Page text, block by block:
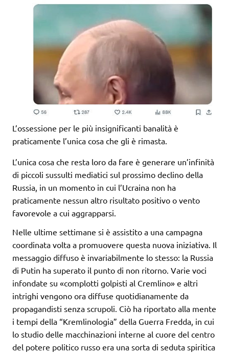
L’ossessione per le più insignificanti banalità è
praticamente l’unica cosa che gli è rimasta.
L’unica cosa che resta loro da fare è generare un’infinità
di piccoli sussulti mediatici sul prossimo declino della
Russia, in un momento in cui l’Ucraina non ha
praticamente nessun altro risultato positivo o vento
favorevole a cui aggrapparsi.
Nelle ultime settimane si è assistito a una campagna
coordinata volta a promuovere questa nuova iniziativa. Il
messaggio diffuso è invariabilmente lo stesso: la Russia
di Putin ha superato il punto di non ritorno. Varie voci
infondate su «complotti golpisti al Cremlino» e altri
intrighi vengono ora diffuse quotidianamente da
propagandisti senza scrupoli. Ciò ha riportato alla mente
i tempi della “Kremlinologia” della Guerra Fredda, in cui
lo studio delle macchinazioni interne al cuore del centro
del potere politico russo era una sorta di seduta spiritica